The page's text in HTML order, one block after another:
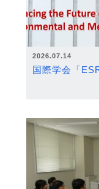
2026.07.14
国際学会「